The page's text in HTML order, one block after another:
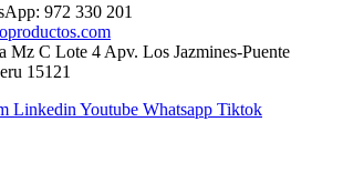
972 330 201
Mz C Lote 4 Apv. Los Jazmines-Puente
15121
Linkedin Youtube Whatsapp Tiktok